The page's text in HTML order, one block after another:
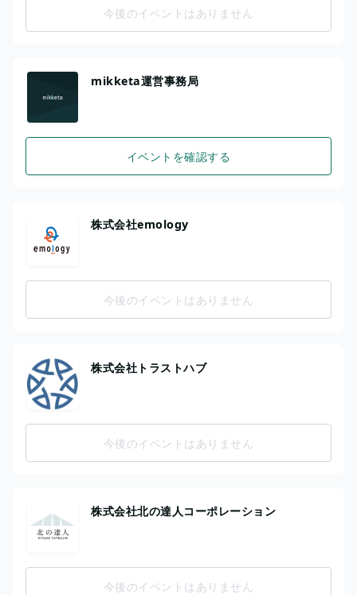
今後のイベントはありません
mikketa運営事務局
イベントを確認する
株式会社emology
今後のイベントはありません
株式会社トラストハブ
今後のイベントはありません
株式会社北の達人コーポレーション
今後のイベントはありません